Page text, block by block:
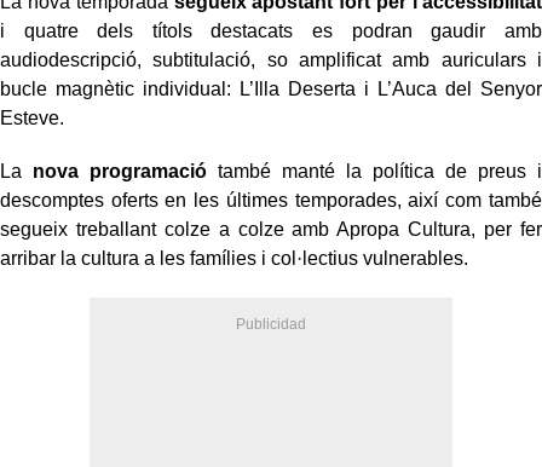
i quatre dels títols destacats es podran gaudir amb
audiodescripció, subtitulació, so amplificat amb auriculars i
bucle magnètic individual: L’Illa Deserta i L’Auca del Senyor
Esteve.
La nova programació també manté la política de preus i
descomptes oferts en les últimes temporades, així com també
segueix treballant colze a colze amb Apropa Cultura, per fer
arribar la cultura a les famílies i col·lectius vulnerables.